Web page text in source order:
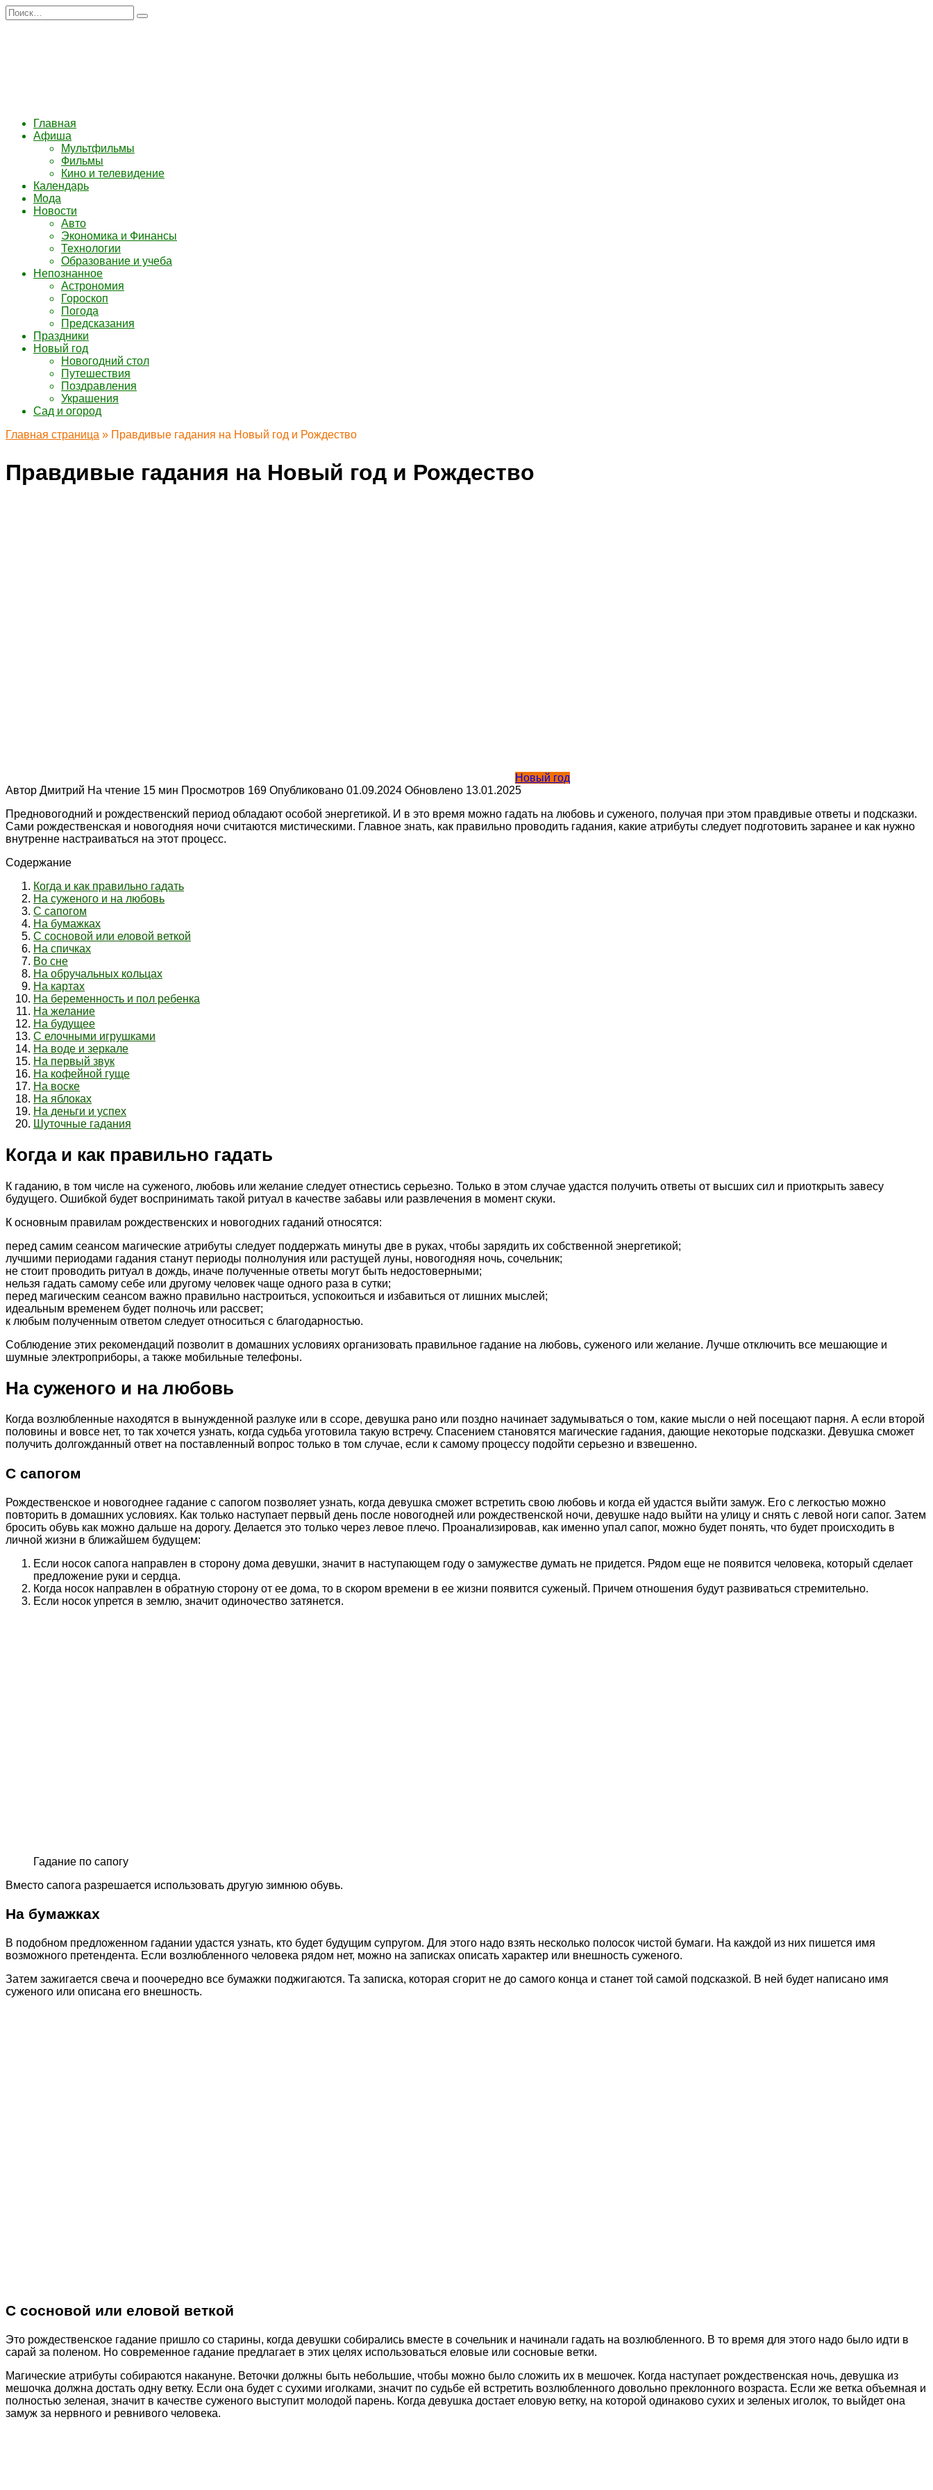
Перейти
к
Search
for:
Главная
Афиша
Мультфильмы
Фильмы
Кино и телевидение
Календарь
Мода
Новости
Авто
Экономика и Финансы
Технологии
Образование и учеба
Непознанное
Астрономия
Гороскоп
Погода
Предсказания
Праздники
Новый год
Новогодний стол
Путешествия
Поздравления
Украшения
Сад и огород
Главная страница » Правдивые гадания на Новый год и Рождество
Правдивые гадания на Новый год и Рождество
Новый год
Автор Дмитрий На чтение 15 мин Просмотров 169 Опубликовано 01.09.2024 Обновлено 13.01.2025
Предновогодний и рождественский период обладают особой энергетикой. И в это время можно гадать на любовь и суженого, получая при этом правдивые ответы и подсказки.
Сами рождественская и новогодняя ночи считаются мистическими. Главное знать, как правильно проводить гадания, какие атрибуты следует подготовить заранее и как нужно
внутренне настраиваться на этот процесс.
Содержание
Когда и как правильно гадать
На суженого и на любовь
С сапогом
На бумажках
С сосновой или еловой веткой
На спичках
Во сне
На обручальных кольцах
На картах
На беременность и пол ребенка
На желание
На будущее
С елочными игрушками
На воде и зеркале
На первый звук
На кофейной гуще
На воске
На яблоках
На деньги и успех
Шуточные гадания
Когда и как правильно гадать
К гаданию, в том числе на суженого, любовь или желание следует отнестись серьезно. Только в этом случае удастся получить ответы от высших сил и приоткрыть завесу
будущего. Ошибкой будет воспринимать такой ритуал в качестве забавы или развлечения в момент скуки.
К основным правилам рождественских и новогодних гаданий относятся:
перед самим сеансом магические атрибуты следует поддержать минуты две в руках, чтобы зарядить их собственной энергетикой;
лучшими периодами гадания станут периоды полнолуния или растущей луны, новогодняя ночь, сочельник;
не стоит проводить ритуал в дождь, иначе полученные ответы могут быть недостоверными;
нельзя гадать самому себе или другому человек чаще одного раза в сутки;
перед магическим сеансом важно правильно настроиться, успокоиться и избавиться от лишних мыслей;
идеальным временем будет полночь или рассвет;
к любым полученным ответом следует относиться с благодарностью.
Соблюдение этих рекомендаций позволит в домашних условиях организовать правильное гадание на любовь, суженого или желание. Лучше отключить все мешающие и
шумные электроприборы, а также мобильные телефоны.
На суженого и на любовь
Когда возлюбленные находятся в вынужденной разлуке или в ссоре, девушка рано или поздно начинает задумываться о том, какие мысли о ней посещают парня. А если второй
половины и вовсе нет, то так хочется узнать, когда судьба уготовила такую встречу. Спасением становятся магические гадания, дающие некоторые подсказки. Девушка сможет
получить долгожданный ответ на поставленный вопрос только в том случае, если к самому процессу подойти серьезно и взвешенно.
С сапогом
Рождественское и новогоднее гадание с сапогом позволяет узнать, когда девушка сможет встретить свою любовь и когда ей удастся выйти замуж. Его с легкостью можно
повторить в домашних условиях. Как только наступает первый день после новогодней или рождественской ночи, девушке надо выйти на улицу и снять с левой ноги сапог. Затем
бросить обувь как можно дальше на дорогу. Делается это только через левое плечо. Проанализировав, как именно упал сапог, можно будет понять, что будет происходить в
личной жизни в ближайшем будущем:
Если носок сапога направлен в сторону дома девушки, значит в наступающем году о замужестве думать не придется. Рядом еще не появится человека, который сделает
предложение руки и сердца.
Когда носок направлен в обратную сторону от ее дома, то в скором времени в ее жизни появится суженый. Причем отношения будут развиваться стремительно.
Если носок упрется в землю, значит одиночество затянется.
Гадание по сапогу
Вместо сапога разрешается использовать другую зимнюю обувь.
На бумажках
В подобном предложенном гадании удастся узнать, кто будет будущим супругом. Для этого надо взять несколько полосок чистой бумаги. На каждой из них пишется имя
возможного претендента. Если возлюбленного человека рядом нет, можно на записках описать характер или внешность суженого.
Затем зажигается свеча и поочередно все бумажки поджигаются. Та записка, которая сгорит не до самого конца и станет той самой подсказкой. В ней будет написано имя
суженого или описана его внешность.
С сосновой или еловой веткой
Это рождественское гадание пришло со старины, когда девушки собирались вместе в сочельник и начинали гадать на возлюбленного. В то время для этого надо было идти в
сарай за поленом. Но современное гадание предлагает в этих целях использоваться еловые или сосновые ветки.
Магические атрибуты собираются накануне. Веточки должны быть небольшие, чтобы можно было сложить их в мешочек. Когда наступает рождественская ночь, девушка из
мешочка должна достать одну ветку. Если она будет с сухими иголками, значит по судьбе ей встретить возлюбленного довольно преклонного возраста. Если же ветка объемная и
полностью зеленая, значит в качестве суженого выступит молодой парень. Когда девушка достает еловую ветку, на которой одинаково сухих и зеленых иголок, то выйдет она
замуж за нервного и ревнивого человека.